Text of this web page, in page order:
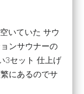
いていた サウ
ンサウナーの
3セット 仕上げ
にあるのでサ